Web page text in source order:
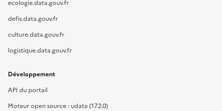
ecologie.data.gouv.fr
defis.data.gouv.fr
culture.data.gouv.fr
logistique.data.gouv.fr
Développement
API du portail
Moteur open source : udata (17.2.0)